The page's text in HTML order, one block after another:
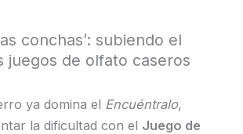
conchas’: subiendo el
juegos de olfato caseros
ya domina el Encuéntralo,
la dificultad con el Juego de